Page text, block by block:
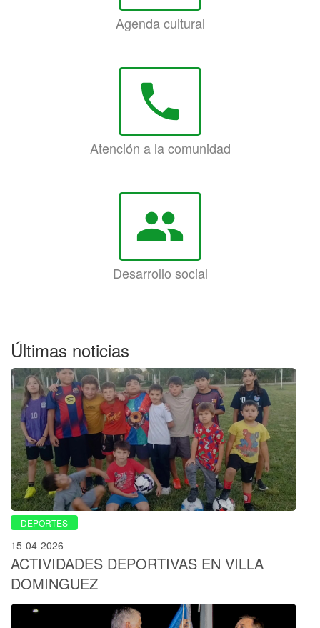
Agenda cultural
phone
Atención a la comunidad
group
Desarrollo social
Últimas noticias
DEPORTES
15-04-2026
ACTIVIDADES DEPORTIVAS EN VILLA
DOMINGUEZ